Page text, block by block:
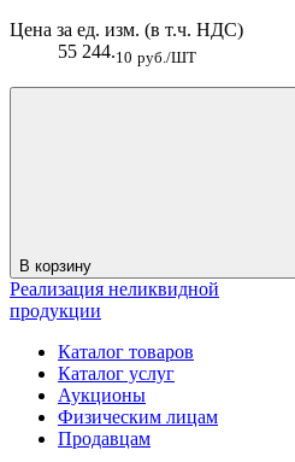
Цена за ед. изм. (в т.ч. НДС)
55 244.10 руб./ШТ
В корзину
Реализация неликвидной
продукции
Каталог товаров
Каталог услуг
Аукционы
Физическим лицам
Продавцам